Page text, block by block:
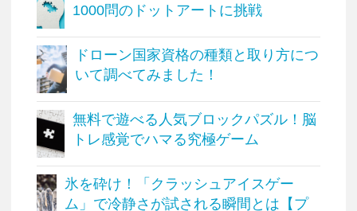
1000問のドットアートに挑戦
ドローン国家資格の種類と取り方につ
いて調べてみました！
無料で遊べる人気ブロックパズル！脳
トレ感覚でハマる究極ゲーム
氷を砕け！「クラッシュアイスゲー
ム」で冷静さが試される瞬間とは【プ